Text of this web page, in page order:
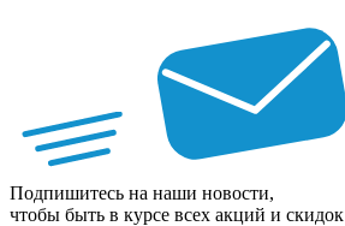
Подпишитесь на наши новости,
чтобы быть в курсе всех акций и скидок